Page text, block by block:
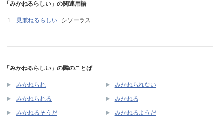
「みかねるらしい」の関連用語
見兼ねるらしい シソーラス
「みかねるらしい」の隣のことば
みかねられ みかねられない
みかねられる みかねる
みかねるそうだ みかねるようだ